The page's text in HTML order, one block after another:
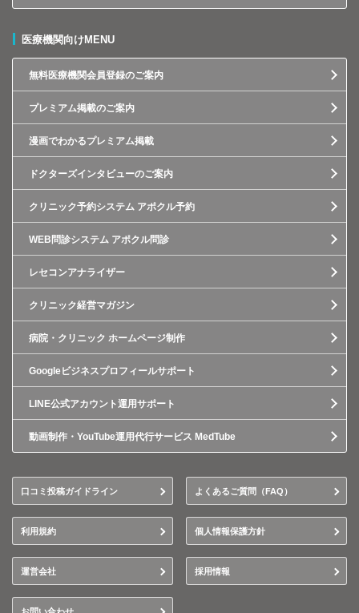
医療機関向けMENU
無料医療機関会員登録のご案内
プレミアム掲載のご案内
漫画でわかるプレミアム掲載
ドクターズインタビューのご案内
クリニック予約システム アポクル予約
WEB問診システム アポクル問診
レセコンアナライザー
クリニック経営マガジン
病院・クリニック ホームページ制作
Googleビジネスプロフィールサポート
LINE公式アカウント運用サポート
動画制作・YouTube運用代行サービス MedTube
口コミ投稿ガイドライン よくあるご質問（FAQ）
利用規約 個人情報保護方針
運営会社 採用情報